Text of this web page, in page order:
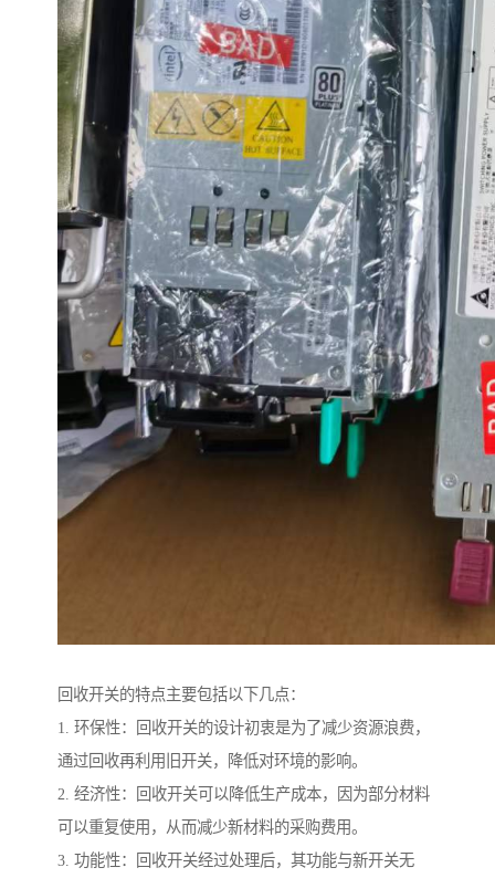
回收开关的特点主要包括以下几点：
1. 环保性：回收开关的设计初衷是为了减少资源浪费，
通过回收再利用旧开关，降低对环境的影响。
2. 经济性：回收开关可以降低生产成本，因为部分材料
可以重复使用，从而减少新材料的采购费用。
3. 功能性：回收开关经过处理后，其功能与新开关无